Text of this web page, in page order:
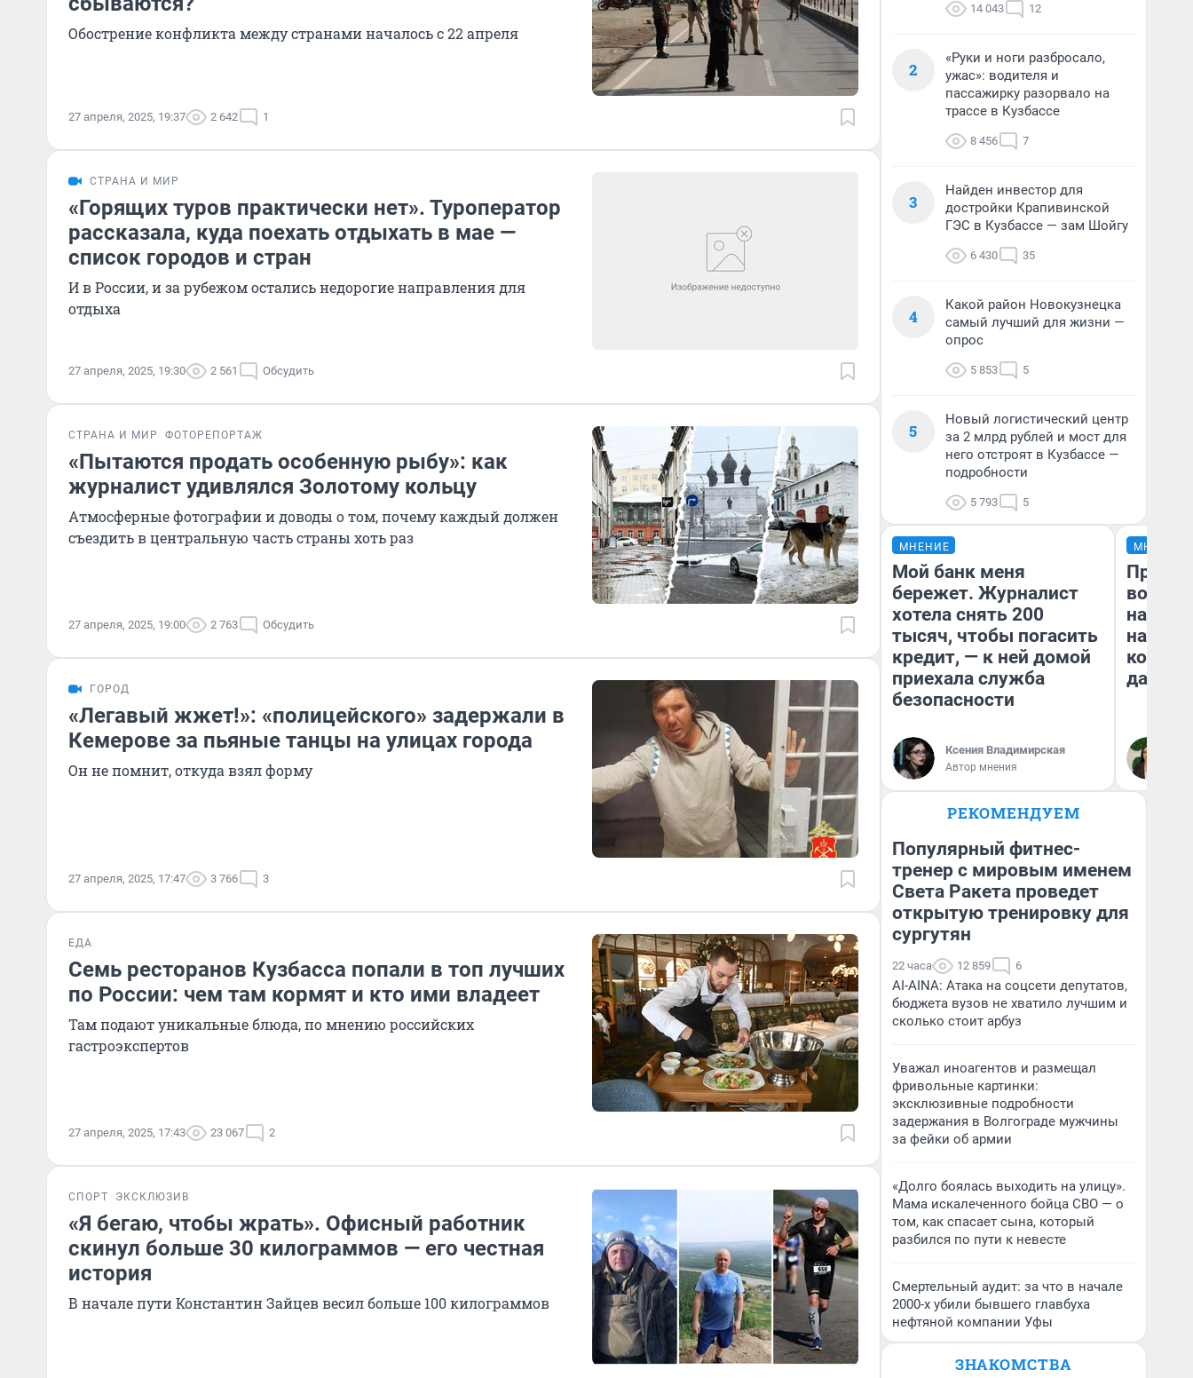
Обострение конфликта между странами началось с 22 апреля
27 апреля, 2025, 19:37 2 642 1
СТРАНА И МИР
«Горящих туров практически нет». Туроператор
рассказала, куда поехать отдыхать в мае —
список городов и стран
И в России, и за рубежом остались недорогие направления для
отдыха
27 апреля, 2025, 19:30 2 561 Обсудить
СТРАНА И МИР ФОТОРЕПОРТАЖ
«Пытаются продать особенную рыбу»: как
журналист удивлялся Золотому кольцу
Атмосферные фотографии и доводы о том, почему каждый должен
съездить в центральную часть страны хоть раз
27 апреля, 2025, 19:00 2 763 Обсудить
ГОРОД
«Легавый жжет!»: «полицейского» задержали в
Кемерове за пьяные танцы на улицах города
Он не помнит, откуда взял форму
27 апреля, 2025, 17:47 3 766 3
ЕДА
Семь ресторанов Кузбасса попали в топ лучших
по России: чем там кормят и кто ими владеет
Там подают уникальные блюда, по мнению российских
гастроэкспертов
27 апреля, 2025, 17:43 23 067 2
СПОРТ ЭКСКЛЮЗИВ
«Я бегаю, чтобы жрать». Офисный работник
скинул больше 30 килограммов — его честная
история
В начале пути Константин Зайцев весил больше 100 килограммов
14 043 12
2
«Руки и ноги разбросало,
ужас»: водителя и
пассажирку разорвало на
трассе в Кузбассе
8 456 7
3
Найден инвестор для
достройки Крапивинской
ГЭС в Кузбассе — зам Шойгу
6 430 35
4
Какой район Новокузнецка
самый лучший для жизни —
опрос
5 853 5
5
Новый логистический центр
за 2 млрд рублей и мост для
него отстроят в Кузбассе —
подробности
5 793 5
МНЕНИЕ
Мой банк меня
бережет. Журналист
хотела снять 200
тысяч, чтобы погасить
кредит, — к ней домой
приехала служба
безопасности
Ксения Владимирская
Автор мнения
МНЕНИЕ
нам
даже
РЕКОМЕНДУЕМ
Популярный фитнес-
тренер с мировым именем
Света Ракета проведет
открытую тренировку для
сургутян
22 часа 12 859 6
AI-AINA: Атака на соцсети депутатов,
бюджета вузов не хватило лучшим и
сколько стоит арбуз
Уважал иноагентов и размещал
фривольные картинки:
эксклюзивные подробности
задержания в Волгограде мужчины
за фейки об армии
«Долго боялась выходить на улицу».
Мама искалеченного бойца СВО — о
том, как спасает сына, который
разбился по пути к невесте
Смертельный аудит: за что в начале
2000-х убили бывшего главбуха
нефтяной компании Уфы
ЗНАКОМСТВА